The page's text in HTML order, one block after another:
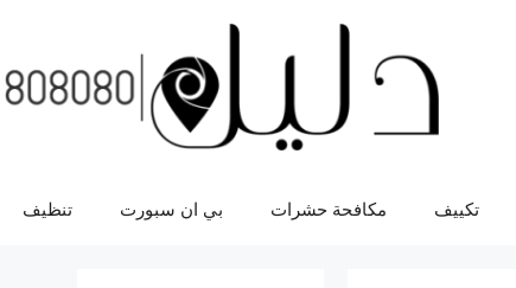
تكييف مكافحة حشرات بي ان سبورت تنظيف